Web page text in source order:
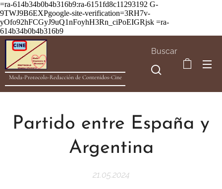
=ra-614b34b0b4b316b9:ra-6151fd8c11293192 G-
9TWJ9B6EXPgoogle-site-verification=3RH7v-
yOfo92hFCGyJ9uQ1nFoyhH3Rn_ciPoEIGRjsk =ra-
614b34b0b4b316b9
Moda-Protocolo-Redacción de Contenidos-Cine
Buscar
Partido entre España y
Argentina
21.05.2024